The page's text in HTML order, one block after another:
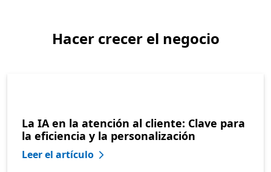
Hacer crecer el negocio
La IA en la atención al cliente: Clave para
la eficiencia y la personalización
Leer el artículo